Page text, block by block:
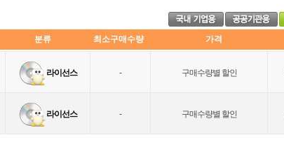
분류 최소구매수량 가격
라이선스 - 구매수량별 할인
라이선스 - 구매수량별 할인